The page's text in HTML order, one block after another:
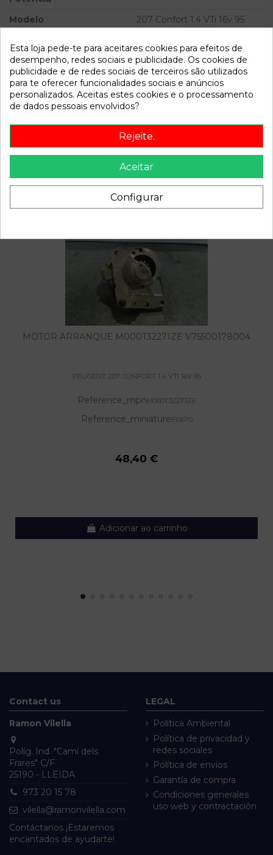
Modelo
207 Confort 1.4 VTi 16v 95
Referência 811007
Disponível a partir de: 2022-04-07
Descrição
Recambio de pinza freno trasera izquierda para peugeot
207 confort 1.4 vti 16v 95 referencia OEM IAM
Também poderá gostar
MOTOR ARRANQUE M000T32271ZE V75500178004
PEUGEOT 207 CONFORT 1.4 VTI 16V 95
Reference_mpnM000T32271ZE
Reference_miniature810670
48,40 €
Adicionar ao carrinho
Contact us
Ramon Vilella
Políg. Ind. "Camí dels
Frares" C/F
25190 - LLEIDA
973 20 15 78
vilella@ramonvilella.com
Contáctanos ¡Estaremos
encantados de ayudarte!
LEGAL
Política Ambiental
Política de privacidad y
redes sociales
Política de envíos
Garantía de compra
Condiciones generales
uso web y contractación
Esta loja pede-te para aceitares cookies para efeitos de
desempenho, redes sociais e publicidade. Os cookies de
publicidade e de redes sociais de terceiros são utilizados
para te oferecer funcionalidades sociais e anúncios
personalizados. Aceitas estes cookies e o processamento
de dados pessoais envolvidos?
Rejeite.
Aceitar
Configurar